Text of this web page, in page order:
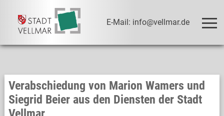
E-Mail: info@vellmar.de
Verabschiedung von Marion Wamers und
Siegrid Beier aus den Diensten der Stadt